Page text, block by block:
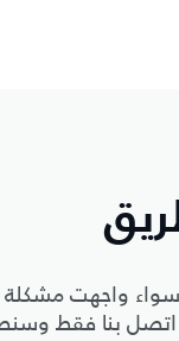
سواء واجهت
اتصل بنا فقط